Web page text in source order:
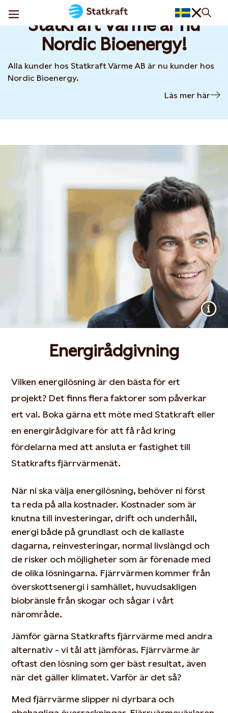
Statkraft Värme är nu
Nordic Bioenergy!
Alla kunder hos Statkraft Värme AB är nu kunder hos
Nordic Bioenergy.
Läs mer här
Energirådgivning
Vilken energilösning är den bästa för ert
projekt? Det finns flera faktorer som påverkar
ert val. Boka gärna ett möte med Statkraft eller
en energirådgivare för att få råd kring
fördelarna med att ansluta er fastighet till
Statkrafts fjärrvärmenät.
När ni ska välja energilösning, behöver ni först
ta reda på alla kostnader. Kostnader som är
knutna till investeringar, drift och underhåll,
energi både på grundlast och de kallaste
dagarna, reinvesteringar, normal livslängd och
de risker och möjligheter som är förenade med
de olika lösningarna. Fjärrvärmen kommer från
överskottsenergi i samhället, huvudsakligen
biobränsle från skogar och sågar i vårt
närområde.
Jämför gärna Statkrafts fjärrvärme med andra
alternativ - vi tål att jämföras. Fjärrvärme är
oftast den lösning som ger bäst resultat, även
när det gäller klimatet. Varför är det så?
Med fjärrvärme slipper ni dyrbara och